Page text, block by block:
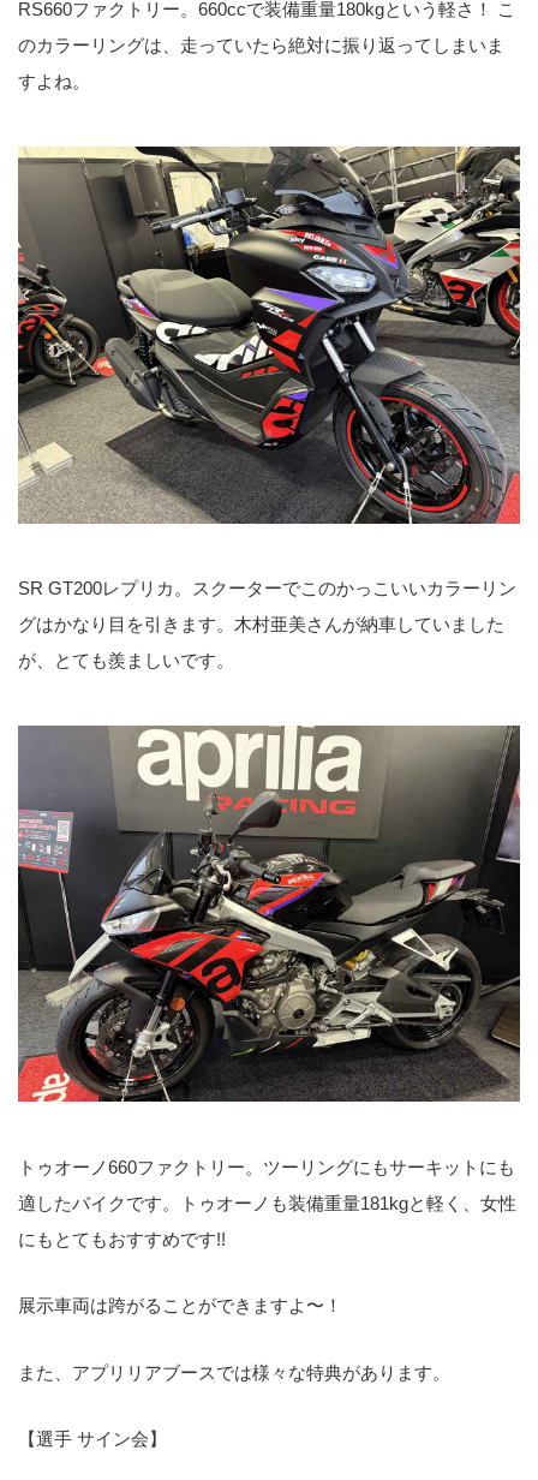
RS660ファクトリー。660ccで装備重量180kgという軽さ！ こ
のカラーリングは、走っていたら絶対に振り返ってしまいま
すよね。
SR GT200レプリカ。スクーターでこのかっこいいカラーリン
グはかなり目を引きます。木村亜美さんが納車していました
が、とても羨ましいです。
トゥオーノ660ファクトリー。ツーリングにもサーキットにも
適したバイクです。トゥオーノも装備重量181kgと軽く、女性
にもとてもおすすめです!!
展示車両は跨がることができますよ〜！
また、アプリリアブースでは様々な特典があります。
【選手 サイン会】